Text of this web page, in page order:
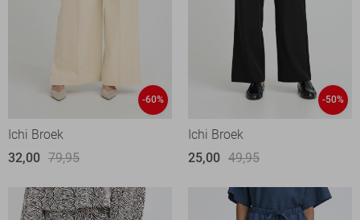
-60%
Ichi Broek
32,00 79,95
-50%
Ichi Broek
25,00 49,95